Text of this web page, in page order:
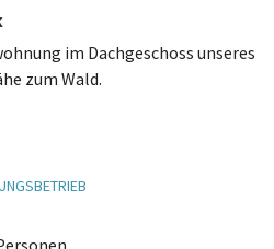
im Dachgeschoss unseres
zum Wald.